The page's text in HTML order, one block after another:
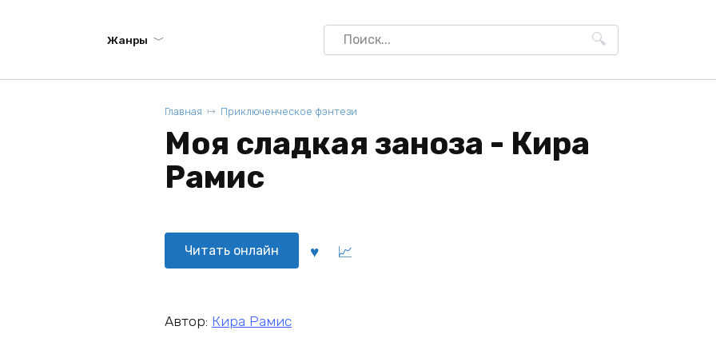
Жанры
Search
for:
Главная Приключенческое фэнтези
Моя сладкая заноза - Кира
Рамис
Читать онлайн
Автор: Кира Рамис